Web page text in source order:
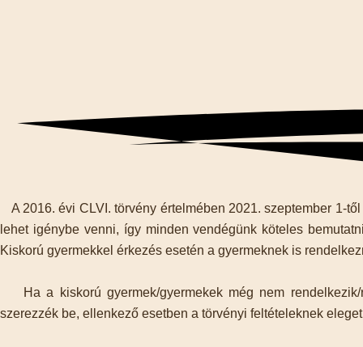
A 2016. évi CLVI. törvény értelmében 2021. szeptember 1-
lehet igénybe venni, így minden vendégünk köteles
Kiskorú gyermekkel érkezés esetén a gyermeknek is
Ha a kiskorú gyermek/gyermekek még nem rendelkezik/
szerezzék be, ellenkező esetben a törvényi feltételeknek